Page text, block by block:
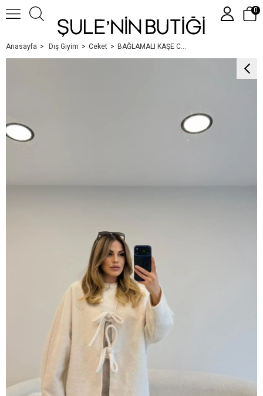
Üye Girişi Google İle Bağlan
0
Anasayfa Dış Giyim Ceket BAĞLAMALI KAŞE CEKET EKRU